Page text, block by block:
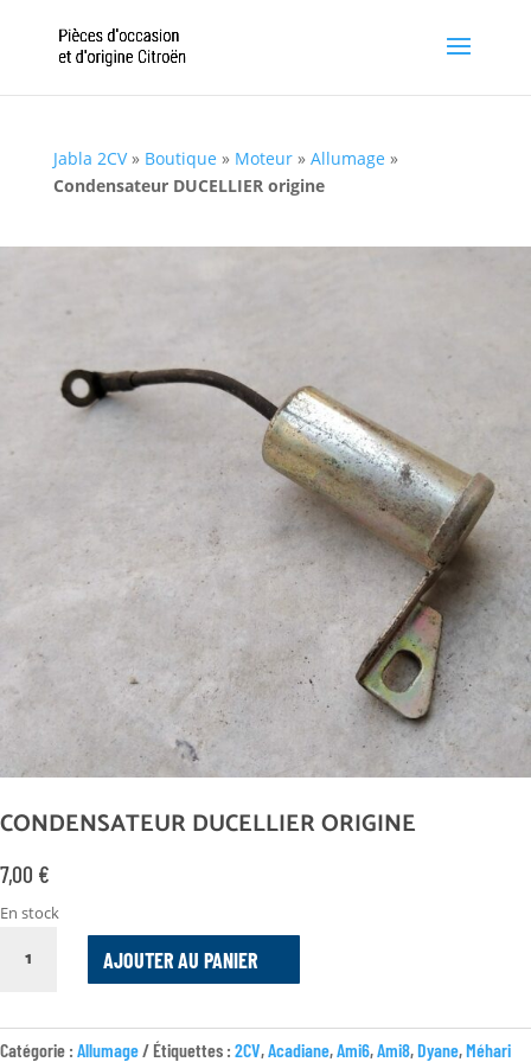
Jabla 2CV» Boutique » Moteur» Allumage »
Condensateur DUCELLIER origine
CONDENSATEUR DUCELLIER ORIGINE
7,00 €
En stock
ORIGINE
AJOUTER AU PANIER
Catégorie : Allumage Étiquettes : 2CV,Acadiane,Ami6,Ami8,Dyane,Méhari